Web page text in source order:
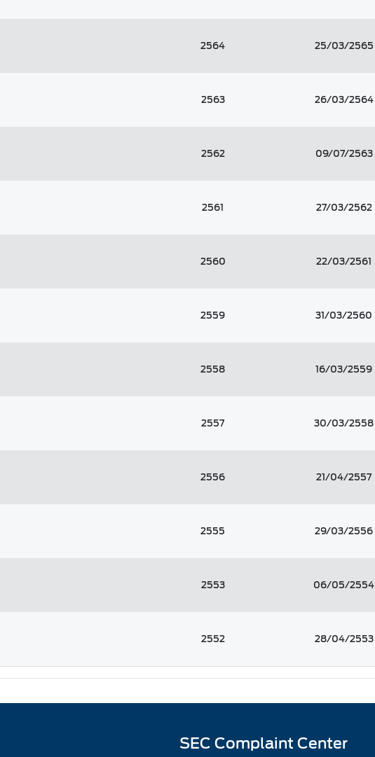
2564 25/03/2565
2563 26/03/2564
2562 09/07/2563
2561 27/03/2562
2560 22/03/2561
2559 31/03/2560
2558 16/03/2559
2557 30/03/2558
2556 21/04/2557
2555 29/03/2556
2553 06/05/2554
2552 28/04/2553
SEC Complaint Center